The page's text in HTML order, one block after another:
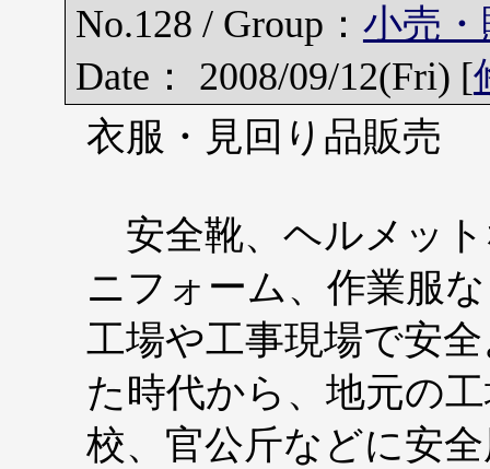
No.128 / Group： 小売
Date： 2008/09/12(Fri) [
衣服・見回り品販売
安全靴、ヘルメッ
ニフォーム、作業服
工場や工事現場で安
た時代から、地元の
校、官公斤などに安